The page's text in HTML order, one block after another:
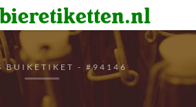
BUIKETIKET - #94146